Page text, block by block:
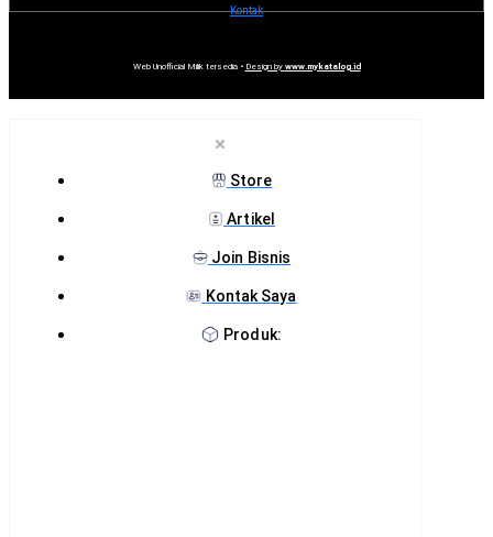
Kontak
Web Unofficial Milik tersedia • Design by www.mykatalog.id
Store
Artikel
Join Bisnis
Kontak Saya
Produk: